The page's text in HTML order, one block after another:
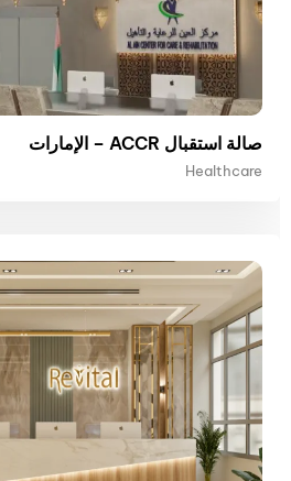
صالة استقبال ACCR – الإمارات
Healthcare